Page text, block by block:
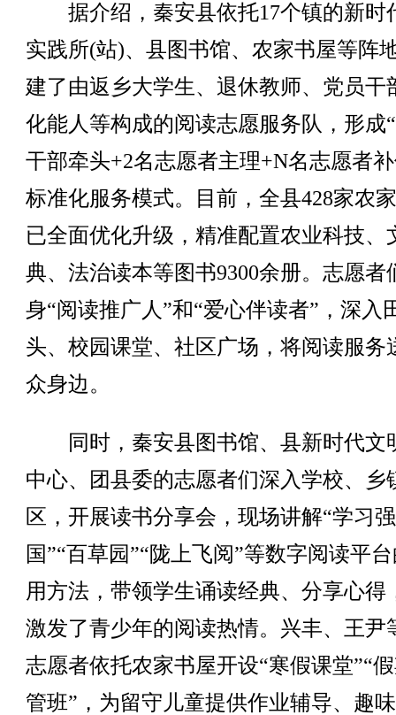
据介绍，秦安县依托17个镇的新时
实践所(站)、县图书馆、农家书屋等阵
建了由返乡大学生、退休教师、党员干
化能人等构成的阅读志愿服务队，形成
干部牵头+2名志愿者主理+N名志愿者
标准化服务模式。目前，全县428家农
已全面优化升级，精准配置农业科技、
典、法治读本等图书9300余册。志愿者
身“阅读推广人”和“爱心伴读者”，深入
头、校园课堂、社区广场，将阅读服务
众身边。
同时，秦安县图书馆、县新时代文
中心、团县委的志愿者们深入学校、乡
区，开展读书分享会，现场讲解“学习强
国”“百草园”“陇上飞阅”等数字阅读平
用方法，带领学生诵读经典、分享心得
激发了青少年的阅读热情。兴丰、王尹
志愿者依托农家书屋开设“寒假课堂”“
管班”，为留守儿童提供作业辅导、趣